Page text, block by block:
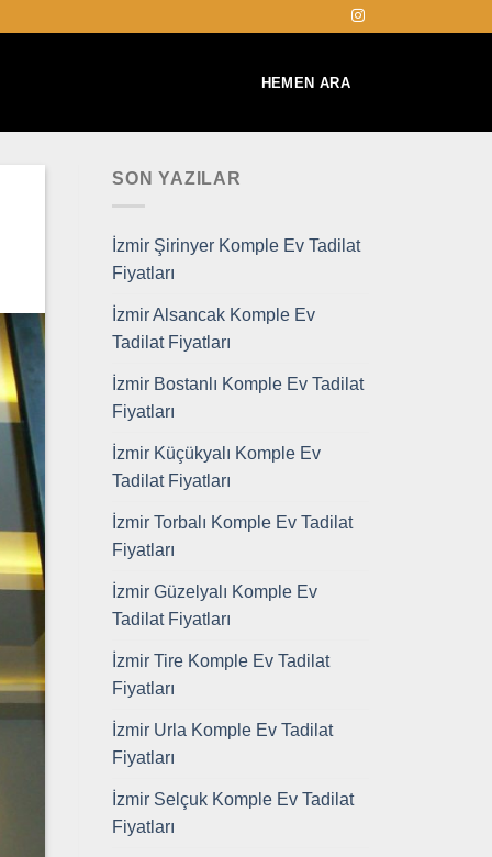
HEMEN ARA
SON YAZILAR
İzmir Şirinyer Komple Ev Tadilat
Fiyatları
İzmir Alsancak Komple Ev
Tadilat Fiyatları
İzmir Bostanlı Komple Ev Tadilat
Fiyatları
İzmir Küçükyalı Komple Ev
Tadilat Fiyatları
İzmir Torbalı Komple Ev Tadilat
Fiyatları
İzmir Güzelyalı Komple Ev
Tadilat Fiyatları
İzmir Tire Komple Ev Tadilat
Fiyatları
İzmir Urla Komple Ev Tadilat
Fiyatları
İzmir Selçuk Komple Ev Tadilat
Fiyatları